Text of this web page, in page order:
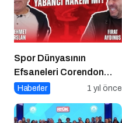
Spor Dünyasının
Efsaneleri Corendon
Sport Talks’ta
Haberler 1 yıl önce